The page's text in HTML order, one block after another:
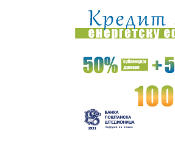
10:57:Obustavljen saobraćaj
požara u Del...
10:54:Гоф, Осака и Бенчић
У Великој Британији
10:53:Dinamo doveo